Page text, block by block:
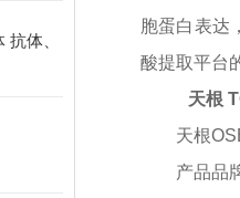
体、
胞蛋白表达
酸提取平台
天根
天根
产品品